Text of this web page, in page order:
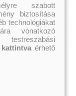
szabott
biztosítása
technológiákat
vonatkozó
érhető